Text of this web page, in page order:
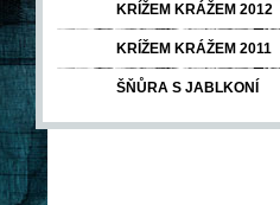
KRÍŽEM KRÁŽEM 2012
KRÍŽEM KRÁŽEM 2011
ŠŇŮRA S JABLKONÍ